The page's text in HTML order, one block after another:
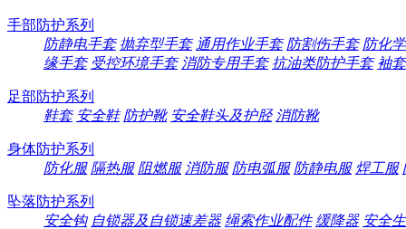
手部防护系列
防静电手套 抛弃型手套 通用作业手套 防割伤手套 防化
缘手套 受控环境手套 消防专用手套 抗油类防护手套 袖套
足部防护系列
鞋套 安全鞋 防护靴 安全鞋头及护胫 消防靴
身体防护系列
防化服 隔热服 阻燃服 消防服 防电弧服 防静电服 焊工服
坠落防护系列
安全钩 自锁器及自锁速差器 绳索作业配件 缓降器 安全